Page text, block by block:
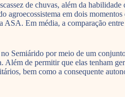
de chuvas, além da
agroecossistema em dois
Em média, a comparação
Semiárido por meio de um
de permitir que elas tenham
bem como a consequente